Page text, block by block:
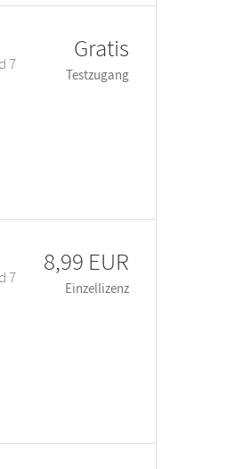
7
Gratis
Testzugang
7
8,99 EUR
Einzellizenz